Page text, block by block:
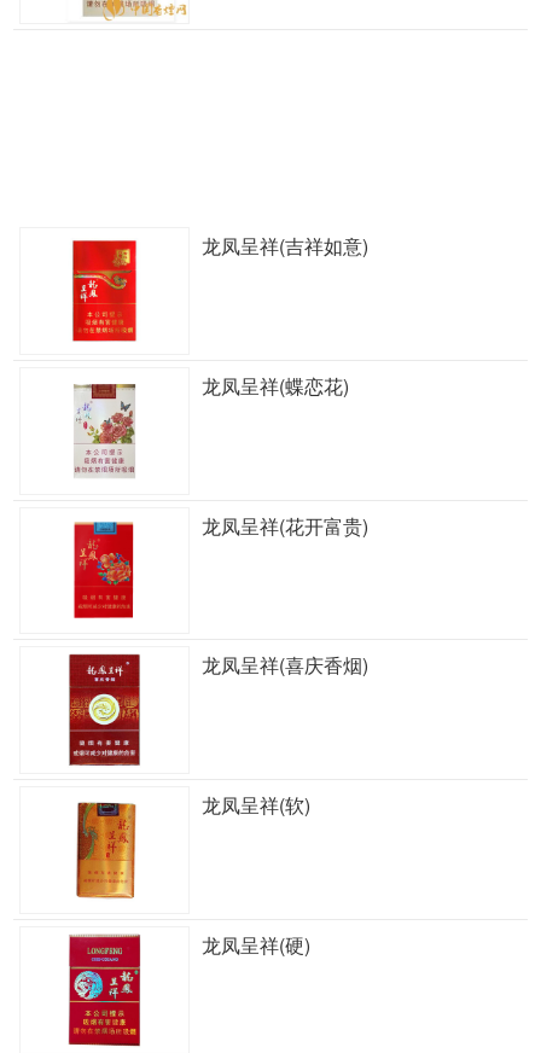
龙凤呈祥(吉祥如意)
龙凤呈祥(蝶恋花)
龙凤呈祥(花开富贵)
龙凤呈祥(喜庆香烟)
龙凤呈祥(软)
龙凤呈祥(硬)